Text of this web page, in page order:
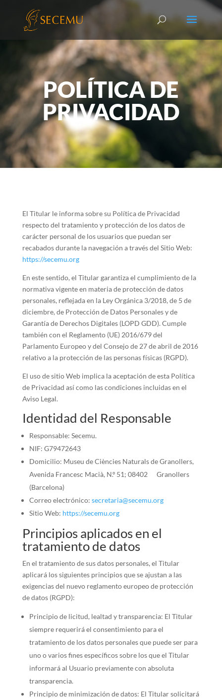
POLÍTICA DE
PRIVACIDAD
El Titular le informa sobre su Política de Privacidad
respecto del tratamiento y protección de los datos de
carácter personal de los usuarios que puedan ser
recabados durante la navegación a través del Sitio Web:
https://secemu.org
En este sentido, el Titular garantiza el cumplimiento de la
normativa vigente en materia de protección de datos
personales, reflejada en la Ley Orgánica 3/2018, de 5 de
diciembre, de Protección de Datos Personales y de
Garantía de Derechos Digitales (LOPD GDD). Cumple
también con el Reglamento (UE) 2016/679 del
Parlamento Europeo y del Consejo de 27 de abril de 2016
relativo a la protección de las personas físicas (RGPD).
El uso de sitio Web implica la aceptación de esta Política
de Privacidad así como las condiciones incluidas en el
Aviso Legal.
Identidad del Responsable
Responsable: Secemu.
NIF: G79472643
Domicilio: Museu de Ciències Naturals de Granollers,
Avenida Francesc Macià, N.º 51; 08402 Granollers
(Barcelona)
Correo electrónico: secretaria@secemu.org
Sitio Web: https://secemu.org
Principios aplicados en el
tratamiento de datos
En el tratamiento de sus datos personales, el Titular
aplicará los siguientes principios que se ajustan a las
exigencias del nuevo reglamento europeo de protección
de datos (RGPD):
Principio de licitud, lealtad y transparencia: El Titular
siempre requerirá el consentimiento para el
tratamiento de los datos personales que puede ser para
uno o varios fines específicos sobre los que el Titular
informará al Usuario previamente con absoluta
transparencia.
Principio de minimización de datos: El Titular solicitará